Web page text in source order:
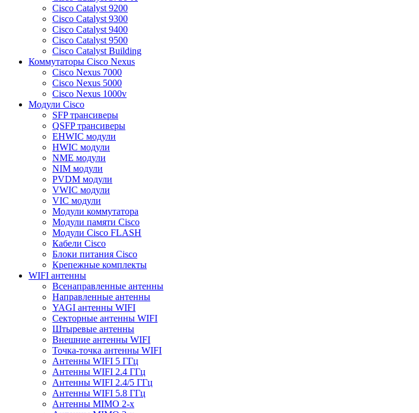
Cisco Catalyst 9200
Cisco Catalyst 9300
Cisco Catalyst 9400
Cisco Catalyst 9500
Cisco Catalyst Building
Коммутаторы Cisco Nexus
Cisco Nexus 7000
Cisco Nexus 5000
Cisco Nexus 1000v
Модули Cisco
SFP трансиверы
QSFP трансиверы
EHWIC модули
HWIC модули
NME модули
NIM модули
PVDM модули
VWIC модули
VIC модули
Модули коммутатора
Модули памяти Cisco
Модули Cisco FLASH
Кабели Cisco
Блоки питания Cisco
Крепежные комплекты
WIFI антенны
Всенаправленные антенны
Направленные антенны
YAGI антенны WIFI
Секторные антенны WIFI
Штыревые антенны
Внешние антенны WIFI
Точка-точка антенны WIFI
Антенны WIFI 5 ГГц
Антенны WIFI 2.4 ГГц
Антенны WIFI 2.4/5 ГГц
Антенны WIFI 5.8 ГГц
Антенны MIMO 2-x